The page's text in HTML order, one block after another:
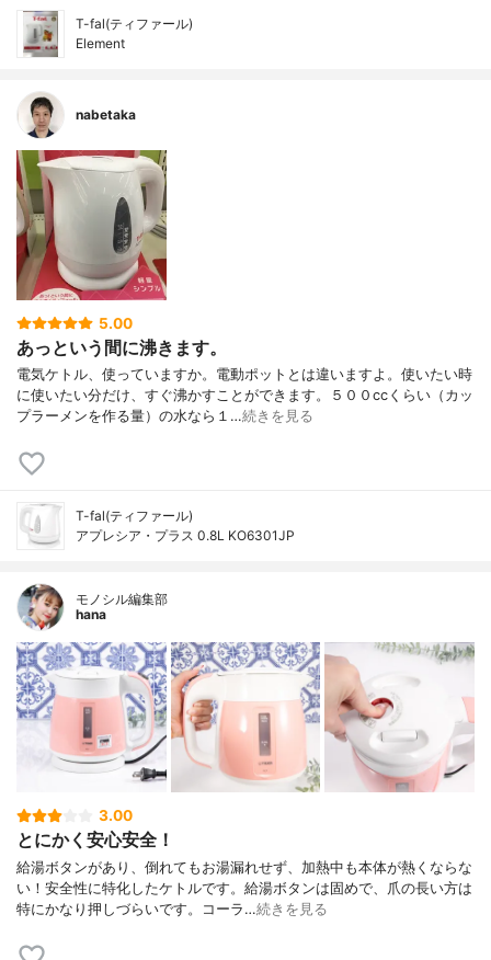
T-fal(ティファール)
Element
nabetaka
5.00
あっという間に沸きます。
電気ケトル、使っていますか。電動ポットとは違いますよ。使いたい時
に使いたい分だけ、すぐ沸かすことができます。５００ccくらい（カッ
プラーメンを作る量）の水なら１…続きを見る
T-fal(ティファール)
アプレシア・プラス 0.8L KO6301JP
モノシル編集部
hana
3.00
とにかく安心安全！
給湯ボタンがあり、倒れてもお湯漏れせず、加熱中も本体が熱くならな
い！安全性に特化したケトルです。給湯ボタンは固めで、爪の長い方は
特にかなり押しづらいです。コーラ…続きを見る